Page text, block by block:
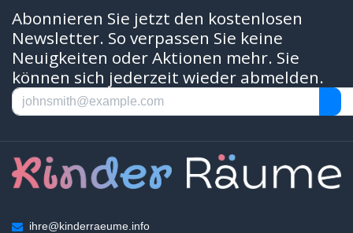
Abonnieren Sie jetzt den kostenlosen
Newsletter. So verpassen Sie keine
Neuigkeiten oder Aktionen mehr. Sie
können sich jederzeit wieder abmelden.
ihre@kinderraeume.info